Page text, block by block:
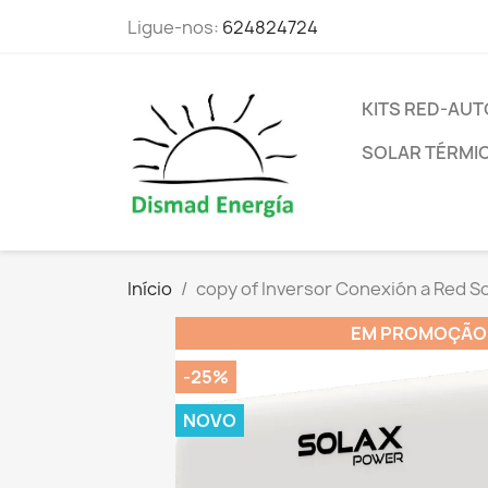
Ligue-nos: 624824724
KITS RED-
SOLAR
Início
copy of Inversor Conexión a Red
EM
-25%
NOVO